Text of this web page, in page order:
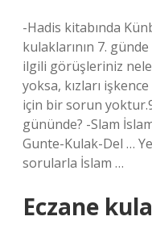
-Hadis kitabında
kulaklarının 7.
ilgili görüşleriniz
yoksa, kızları
için bir sorun
gününde? -Slam
Gunte-Kulak-Del …
sorularla İslam …
Eczane